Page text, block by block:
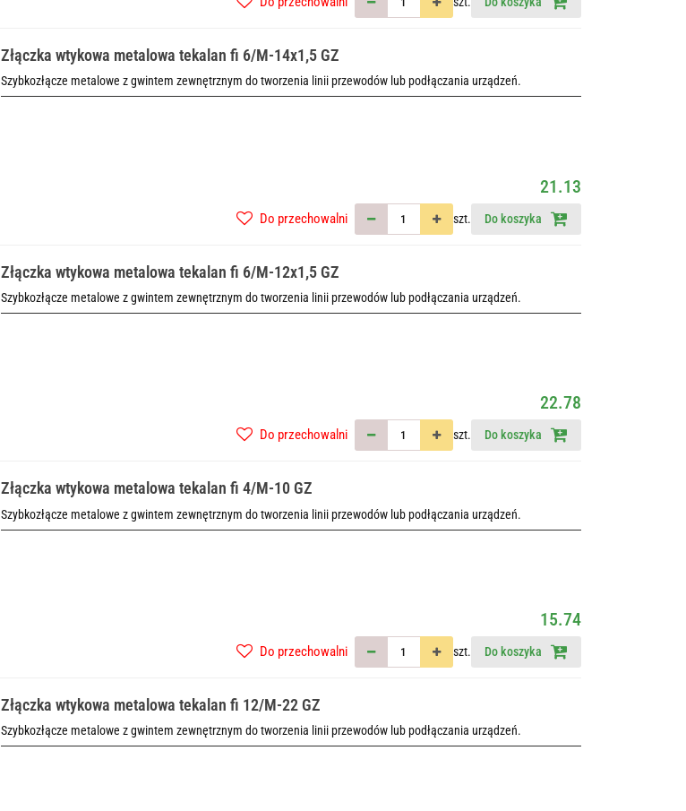
Złączka wtykowa metalowa tekalan fi 6/M-14x1,5 GZ
Szybkozłącze metalowe z gwintem zewnętrznym do tworzenia linii przewodów lub podłączania urządzeń.
21.13
szt. Do koszyka
Do przechowalni
Złączka wtykowa metalowa tekalan fi 6/M-12x1,5 GZ
Szybkozłącze metalowe z gwintem zewnętrznym do tworzenia linii przewodów lub podłączania urządzeń.
22.78
szt. Do koszyka
Do przechowalni
Złączka wtykowa metalowa tekalan fi 4/M-10 GZ
Szybkozłącze metalowe z gwintem zewnętrznym do tworzenia linii przewodów lub podłączania urządzeń.
15.74
szt. Do koszyka
Do przechowalni
Złączka wtykowa metalowa tekalan fi 12/M-22 GZ
Szybkozłącze metalowe z gwintem zewnętrznym do tworzenia linii przewodów lub podłączania urządzeń.